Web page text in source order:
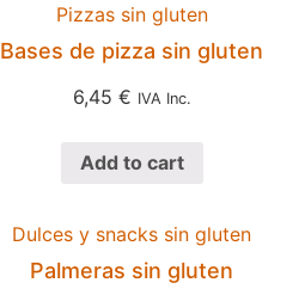
Pizzas sin gluten
Bases de pizza sin gluten
6,45 € IVA Inc.
Add to cart
Dulces y snacks sin gluten
Palmeras sin gluten